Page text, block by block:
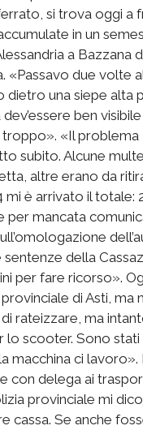
si trova oggi a
in un
a Bazzana
«Passavo due volte
una siepe alta
ben
«Il problema
subito. Alcune
altre erano da
è arrivato il totale:
per mancata
della
per fare ricorso».
di Asti, ma
rateizzare, ma
scooter. Sono stati
macchina ci
con delega ai
provinciale mi
cassa. Se anche